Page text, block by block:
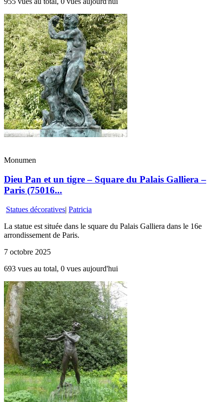
Monumen
Dieu Pan et un tigre – Square du Palais Galliera –
Paris (75016...
Statues décoratives| Patricia
La statue est située dans le square du Palais Galliera dans le 16e
arrondissement de Paris.
7 octobre 2025
693 vues au total, 0 vues aujourd'hui